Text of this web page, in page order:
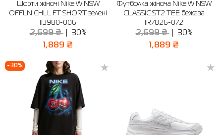
Шорти жіночі Nike W NSW
OFFLN CHLL FT SHORT зелені
II3980-006
2,699 ₴ 30%
1,889 ₴
Футболка жіноча Nike W NSW
CLASSIC ST2 TEE бежева
IR7826-072
2,699 ₴ 30%
1,889 ₴
-30%